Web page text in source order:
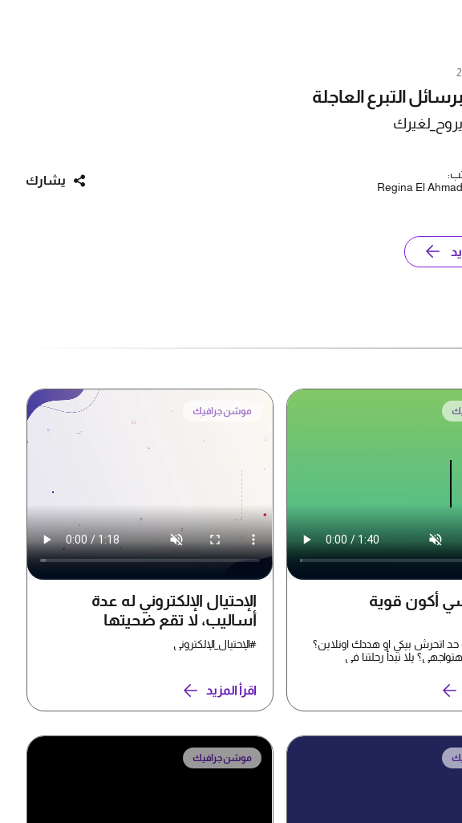
التبرع العاجلة
Regina El
يشارك
أكون قوية
حد اتحرش بيكي او هددك اونلاين؟
يلا نبدأ رحلتنا في
موشن جرافيك
الإحتيال الإلكتروني له عدة
أساليب، لا تقع ضحيتها
#الإحتيال_الإلكتروني
اقرأ المزيد
موشن جرافيك